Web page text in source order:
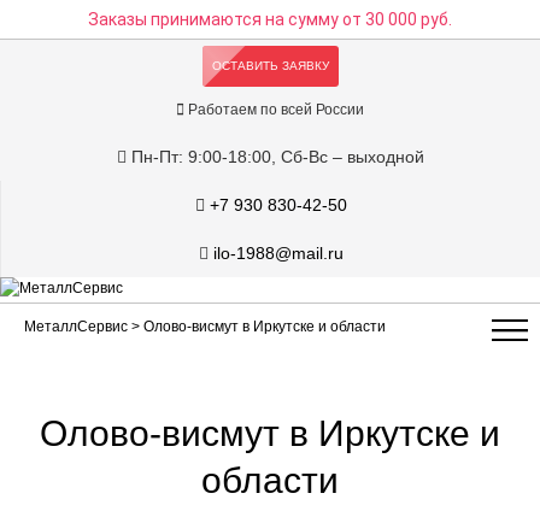
Заказы принимаются на суммуот 30 000 руб.
ОСТАВИТЬ ЗАЯВКУ
Работаем по всей России
Пн-Пт: 9:00-18:00, Сб-Вс – выходной
+7 930 830-42-50
ilo-1988@mail.ru
МеталлСервис > Олово-висмут в Иркутске и области
Олово-висмут в Иркутске и
области